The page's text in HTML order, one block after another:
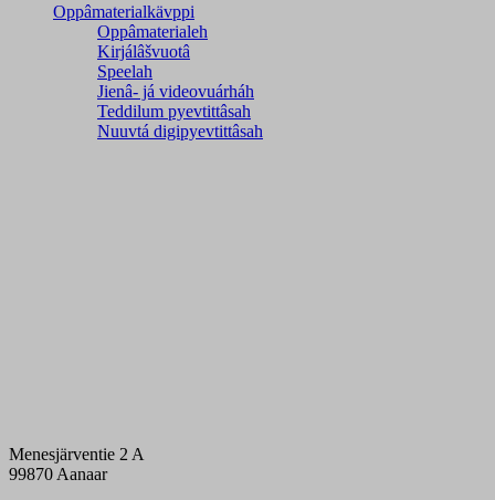
Oppâmaterialkävppi
Oppâmaterialeh
Kirjálâšvuotâ
Speelah
Jienâ- já videovuárháh
Teddilum pyevtittâsah
Nuuvtá digipyevtittâsah
Menesjärventie 2 A
99870 Aanaar